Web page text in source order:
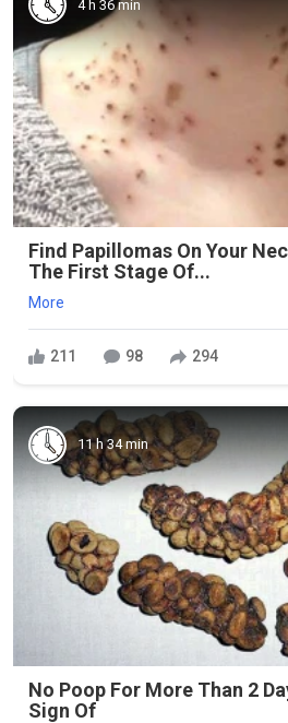
4 h 36 min
Find Papillomas On Your
The First Stage Of...
More
211 98 294
11 h 34 min
No Poop For More Than 2
Sign Of